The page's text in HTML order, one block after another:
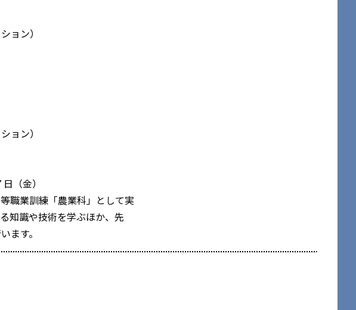
ョン）
ョン）
（金）
職業訓練「農業科」として実
知識や技術を学ぶほか、先
ます。